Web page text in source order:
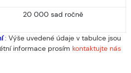
20 000 sad ročně
: Výše ​​uvedené údaje v tabulce jsou
informace prosím kontaktujte nás